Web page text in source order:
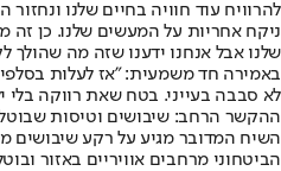
להרוויח עוד חוויה בחיים שלנו
ניקח אחריות על המעשים שלנו. כן זה
שלנו אבל אנחנו ידענו שזה מה
באמירה חד משמעית: "אז לעלות
לא סבבה בעייני. בטח שאת רווקה בלי
ההקשר הרחב: שיבושים וטיסות
השיח המדובר מגיע על רקע שיבושים
הביטחוני מרחבים אוויריים באזור